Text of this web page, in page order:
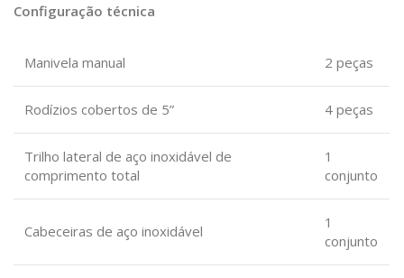
Configuração técnica
Manivela manual 2 peças
Rodízios cobertos de 5” 4 peças
Trilho lateral de aço inoxidável de
comprimento total
1
conjunto
Cabeceiras de aço inoxidável
1
conjunto